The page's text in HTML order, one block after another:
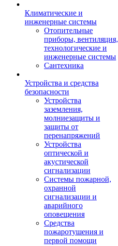
Климатические и
инженерные системы
Отопительные
приборы, вентиляция,
технологические и
инженерные системы
Сантехника
Устройства и средства
безопасности
Устройства
заземления,
молниезащиты и
защиты от
перенапряжений
Устройства
оптической и
акустической
сигнализации
Системы пожарной,
охранной
сигнализации и
аварийного
оповещения
Средства
пожаротушения и
первой помощи